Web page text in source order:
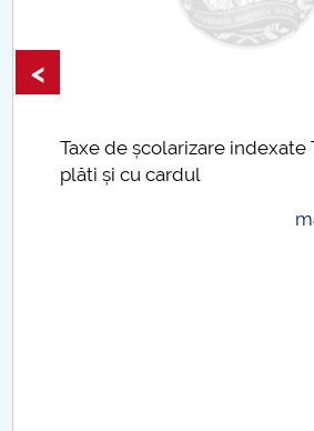
Taxe de școlarizare indexate
plăti și cu cardul
<